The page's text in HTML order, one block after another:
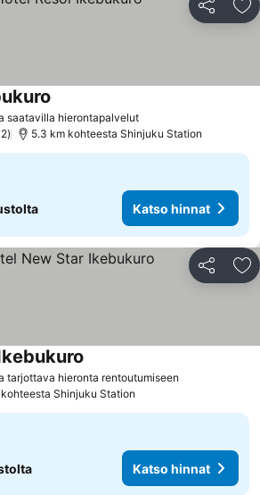
Jaa
saatavilla hierontapalvelutKatso hinnat
5.3 km kohteesta Shinjuku Station
Katso hinnat
Jaa
tarjottava hieronta rentoutumiseen
Shinjuku Station
Katso hinnat